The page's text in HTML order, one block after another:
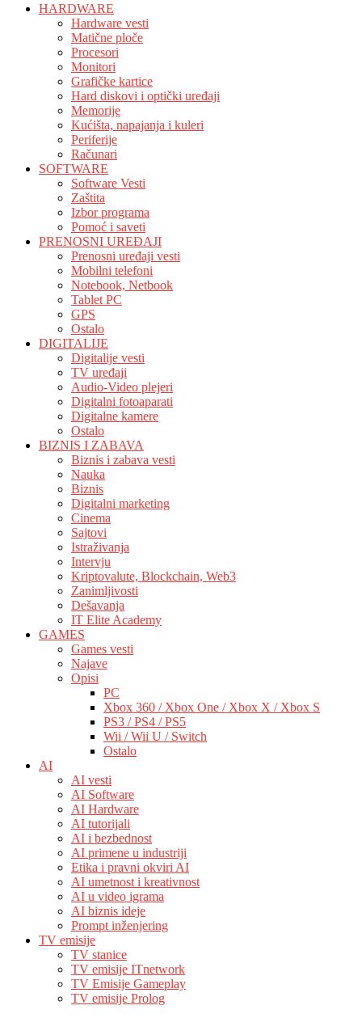
HARDWARE
Hardware vesti
Matične ploče
Procesori
Monitori
Grafičke kartice
Hard diskovi i optički uređaji
Memorije
Kućišta, napajanja i kuleri
Periferije
Računari
SOFTWARE
Software Vesti
Zaštita
Izbor programa
Pomoć i saveti
PRENOSNI UREĐAJI
Prenosni uređaji vesti
Mobilni telefoni
Notebook, Netbook
Tablet PC
GPS
Ostalo
DIGITALIJE
Digitalije vesti
TV uređaji
Audio-Video plejeri
Digitalni fotoaparati
Digitalne kamere
Ostalo
BIZNIS I ZABAVA
Biznis i zabava vesti
Nauka
Biznis
Digitalni marketing
Cinema
Sajtovi
Istraživanja
Intervju
Kriptovalute, Blockchain, Web3
Zanimljivosti
Dešavanja
IT Elite Academy
GAMES
Games vesti
Najave
Opisi
PC
Xbox 360 / Xbox One / Xbox X / Xbox S
PS3 / PS4 / PS5
Wii / Wii U / Switch
Ostalo
AI
AI vesti
AI Software
AI Hardware
AI tutorijali
AI i bezbednost
AI primene u industriji
Etika i pravni okviri AI
AI umetnost i kreativnost
AI u video igrama
AI biznis ideje
Prompt inženjering
TV emisije
TV stanice
TV emisije ITnetwork
TV Emisije Gameplay
TV emisije Prolog